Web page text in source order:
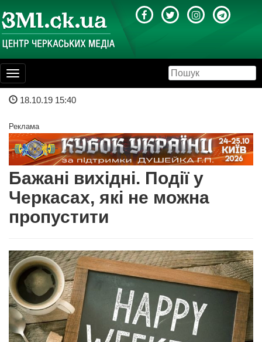
Toggle
navigation
18.10.19 15:40
Реклама
Бажані вихідні. Події у
Черкасах, які не можна
пропустити